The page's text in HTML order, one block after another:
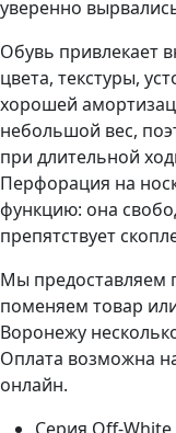
уверенно
Обувь привлекает
цвета, текстуры,
хорошей
небольшой вес,
при длительной
Перфорация на
функцию: она
препятствует
Мы предоставляем
поменяем товар
Воронежу
Оплата возможна
онлайн.